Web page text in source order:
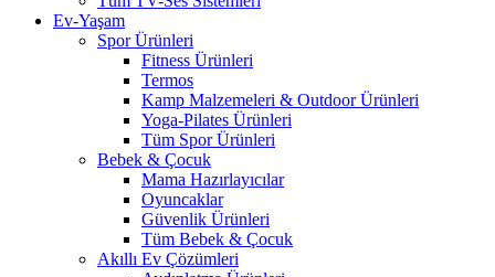
Ev-Yaşam
Spor Ürünleri
Fitness Ürünleri
Termos
Kamp Malzemeleri & Outdoor Ürünleri
Yoga-Pilates Ürünleri
Tüm Spor Ürünleri
Bebek & Çocuk
Mama Hazırlayıcılar
Oyuncaklar
Güvenlik Ürünleri
Tüm Bebek & Çocuk
Akıllı Ev Çözümleri